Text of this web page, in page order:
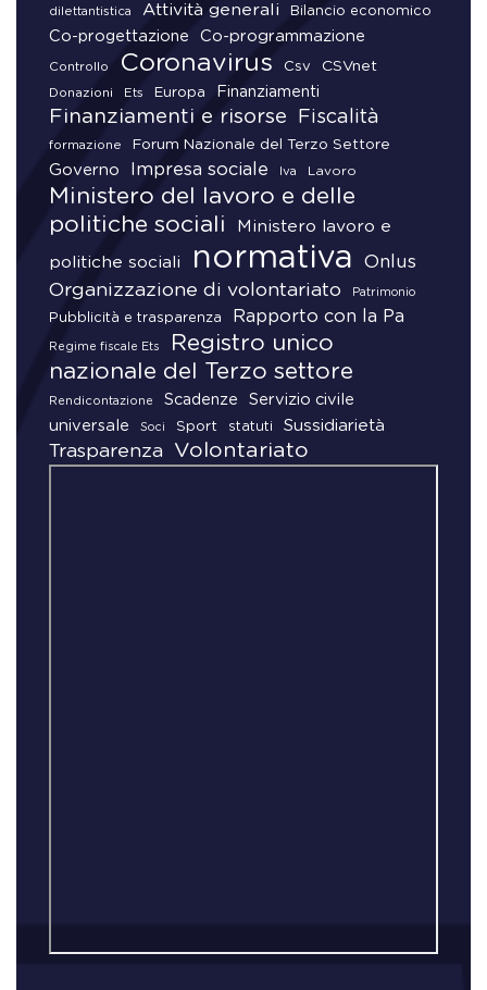
dilettantistica Attività generali Bilancio economico
Co-progettazione Co-programmazione
Controllo Coronavirus Csv CSVnet
Donazioni Ets Europa Finanziamenti
Finanziamenti e risorse Fiscalità
formazione Forum Nazionale del Terzo Settore
Governo Impresa sociale Iva Lavoro
Ministero del lavoro e delle
politiche sociali
Ministero lavoro e
politiche sociali normativa Onlus
Organizzazione di volontariato Patrimonio
Pubblicità e trasparenza Rapporto con la Pa
Regime fiscale Ets
Registro unico
nazionale del Terzo settore
Rendicontazione Scadenze
Servizio civile
universale
Soci Sport statuti Sussidiarietà
Trasparenza Volontariato